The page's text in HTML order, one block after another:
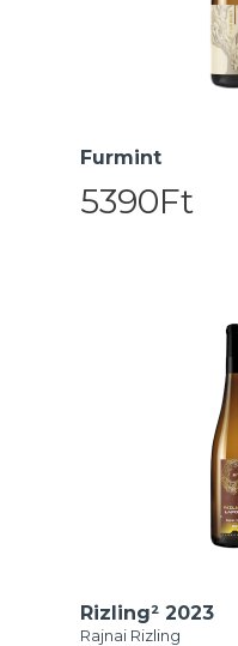
Furmint
5390Ft
Rizling² 2023
Rajnai Rizling